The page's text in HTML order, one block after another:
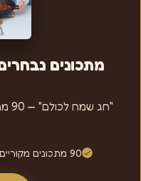
מתכונים
90 מתכונים מקוריים